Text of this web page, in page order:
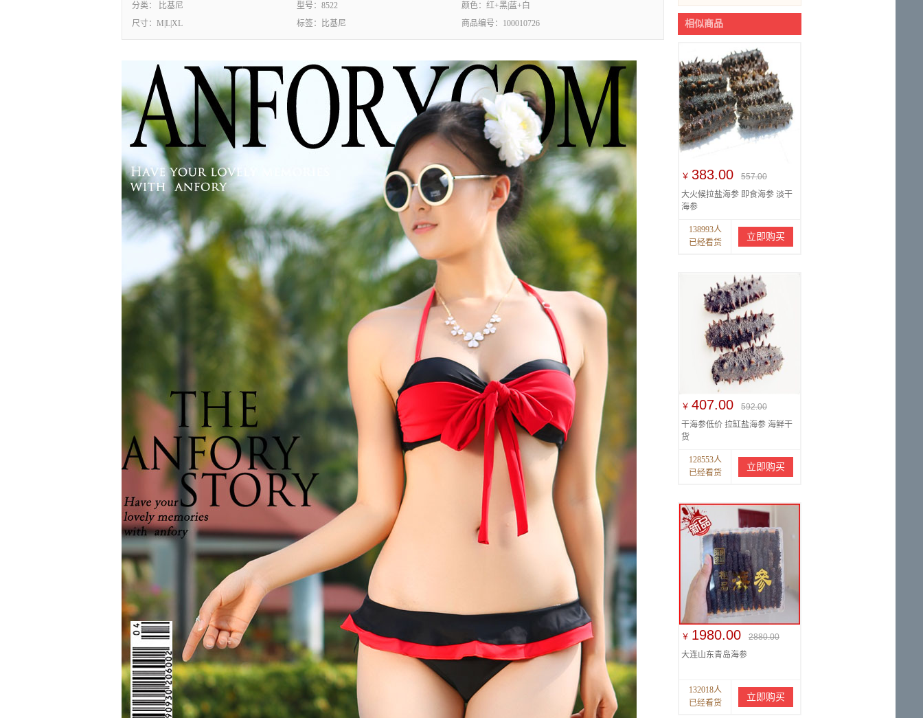
相似商品
￥ 383.00
557.00
大火候拉盐海参 即食海参 淡干
海参
138993人
已经看货
立即购买
￥ 407.00
592.00
干海参低价 拉缸盐海参 海鲜干
货
128553人
已经看货
立即购买
￥ 1980.00
2880.00
大连山东青岛海参
132018人
已经看货
立即购买
分类： 比基尼 型号： 8522 颜色： 红+黑|蓝+白
尺寸： M|L|XL 标签： 比基尼 商品编号： 100010726